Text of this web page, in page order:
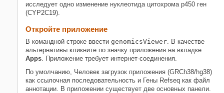
Bioinformatics Toolbox
Высокопроизводительное
Выравнивание
Визуализируйте данные NGS
Используя приложение Genomics
Viewer
исследует одно изменение нуклеотида цитохрома p450 ген
(CYP2C19).
Откройте приложение
В командной строке ввести genomicsViewer. В качестве
альтернативы кликните по значку приложения на вкладке
Apps. Приложение требует интернет-соединения.
По умолчанию, Человек загрузок приложения (GRCh38/hg38)
как ссылочная последовательность и Гены Refseq как файл
аннотации. В приложении существует две основных панели.